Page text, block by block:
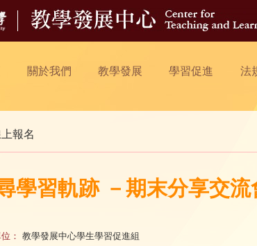
關於我們 教學發展 學習促進 法
報名
學習軌跡 －期末分享交流
： 教學發展中心學生學習促進組